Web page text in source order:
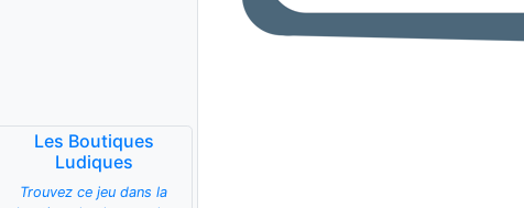
Les Boutiques
Ludiques
Trouvez ce jeu dans la